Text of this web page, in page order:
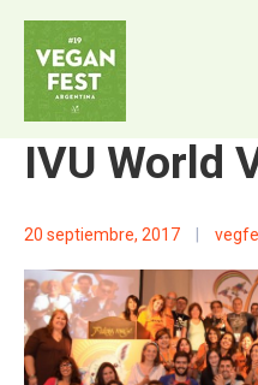
IVU World
20 septiembre, 2017